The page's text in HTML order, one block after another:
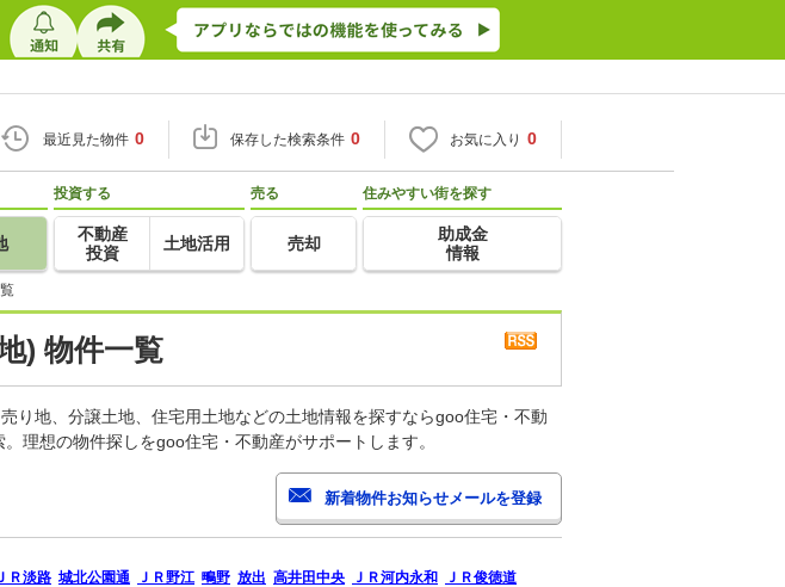
最近見た物件 0 保存した検索条件 0 お気に入り 0
投資する
不動産
投資
土地活用
売る
売却
住みやすい街を探す
助成金
情報
) 物件一覧
り地、分譲土地、住宅用土地などの土地情報を探すならgoo住宅・不動
理想の物件探しをgoo住宅・不動産がサポートします。
ＪＲ淡路 城北公園通 ＪＲ野江 鴫野 放出 高井田中央 ＪＲ河内永和
ＪＲ俊徳道